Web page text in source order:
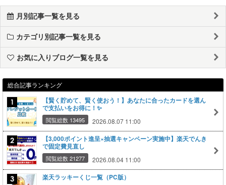
月別記事一覧を見る
カテゴリ別記事一覧を見る
お気に入りブログ一覧を見る
総合記事ランキング
【賢く貯めて、賢く使おう！】あなたに合ったカードを選ん
で支払いをお得に！✨
閲覧総数 13495 2026.08.07 11:00
【3,000ポイント進呈×抽選キャンペーン実施中】楽天でんき
で固定費見直し
閲覧総数 21277 2026.08.04 11:00
楽天ラッキーくじ一覧（PC版）